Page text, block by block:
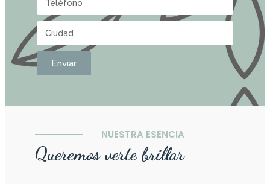
Enviar
NUESTRA ESENCIA
Queremos verte brillar